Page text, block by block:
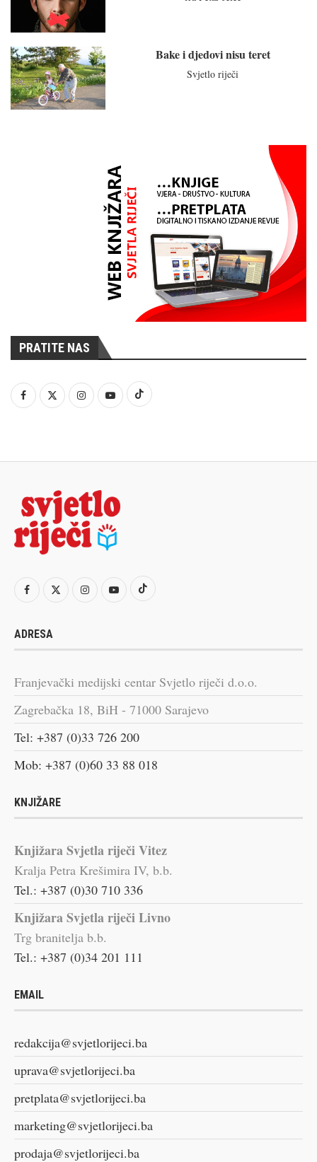
Bake i djedovi nisu teret
Svjetlo riječi
PRATITE NAS
ADRESA
Franjevački medijski centar Svjetlo riječi d.o.o.
Zagrebačka 18, BiH - 71000 Sarajevo
Tel: +387 (0)33 726 200
Mob: +387 (0)60 33 88 018
KNJIŽARE
Knjižara Svjetla riječi Vitez
Kralja Petra Krešimira IV, b.b.
Tel.: +387 (0)30 710 336
Knjižara Svjetla riječi Livno
Trg branitelja b.b.
Tel.: +387 (0)34 201 111
EMAIL
redakcija@svjetlorijeci.ba
uprava@svjetlorijeci.ba
pretplata@svjetlorijeci.ba
marketing@svjetlorijeci.ba
prodaja@svjetlorijeci.ba